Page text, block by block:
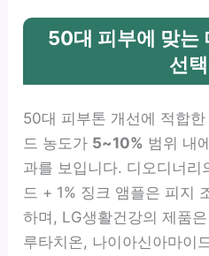
50대 피부에 맞는
선
50대 피부톤 개선에 적합
드 농도가 5~10% 범위 내
과를 보입니다. 디오디너리
드 + 1% 징크 앰플은 피지
하며, LG생활건강의 제품
루타치온, 나이아신아마이